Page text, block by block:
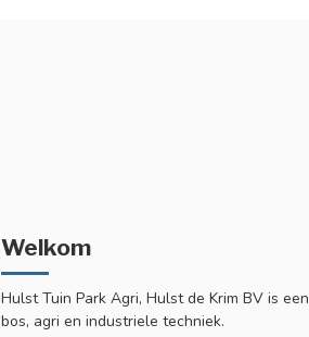
Welkom
Hulst Tuin Park Agri, Hulst de Krim BV is
bos, agri en industriele techniek.